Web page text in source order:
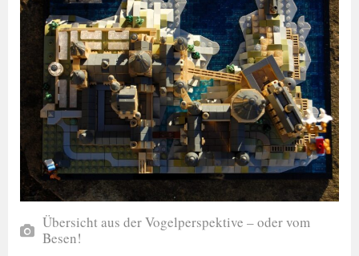
Übersicht aus der Vogelperspektive – oder vom
Besen!